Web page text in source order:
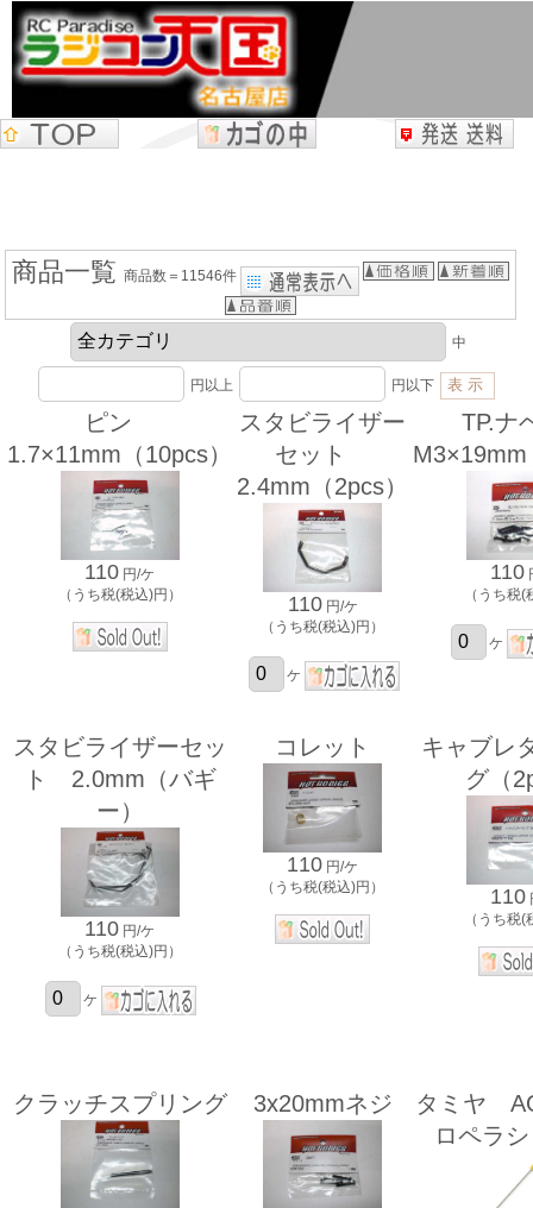
商品一覧商品数＝11546件
中
円以上 円以下
ピン
1.7×11mm（10pcs）
110 円/ケ
（うち税(税込)円）
スタビライザー
セット
2.4mm（2pcs）
110 円/ケ
（うち税(税込)円）
ケ
TP.ナ
110
（うち税
ケ
スタビライザーセッ
ト 2.0mm（バギ
ー）
110 円/ケ
（うち税(税込)円）
ケ
コレット
110 円/ケ
（うち税(税込)円）
キャブレ
グ（
110
（うち税
クラッチスプリング 3x20mmネジ
タミヤ
ロペラ